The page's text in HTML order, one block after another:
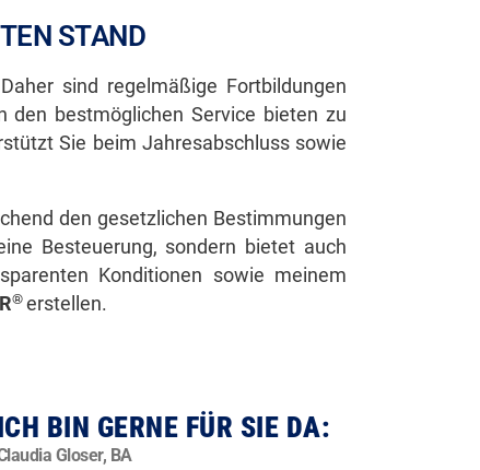
STAND
sind regelmäßige Fortbildungen
den bestmöglichen Service bieten zu
Sie beim Jahresabschluss sowie
den gesetzlichen Bestimmungen
Besteuerung, sondern bietet auch
Konditionen sowie meinem
® erstellen.
BIN GERNE FÜR SIE DA:
Gloser, BA